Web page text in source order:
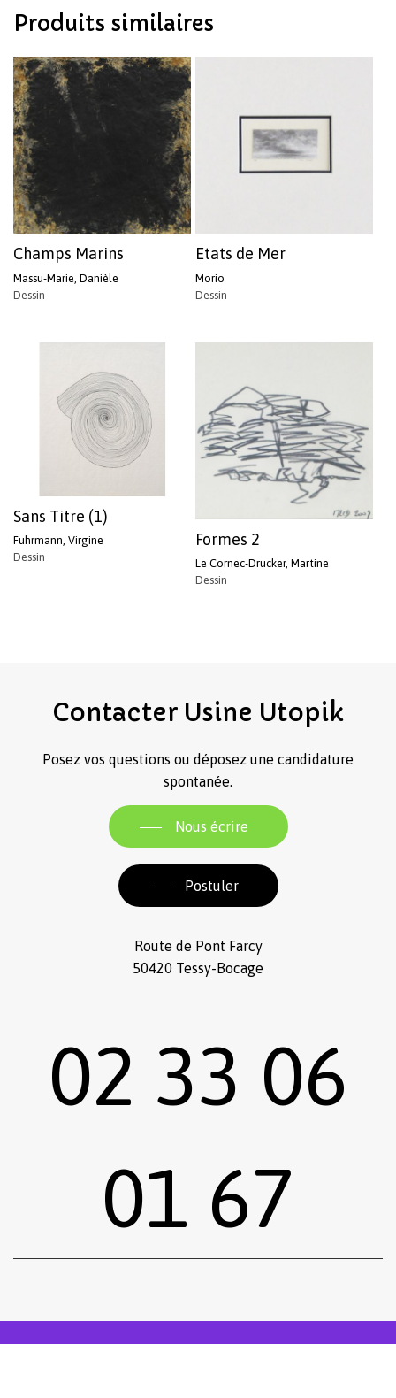
Produits similaires
Champs Marins
Massu-Marie, Danièle
Dessin
Etats de Mer
Morio
Dessin
Sans Titre (1)
Fuhrmann, Virgine
Dessin
Formes 2
Le Cornec-Drucker, Martine
Dessin
Contacter Usine Utopik
Posez vos questions ou déposez une candidature
spontanée.
Nous écrire
Postuler
Route de Pont Farcy
50420 Tessy-Bocage
02 33 06
01 67